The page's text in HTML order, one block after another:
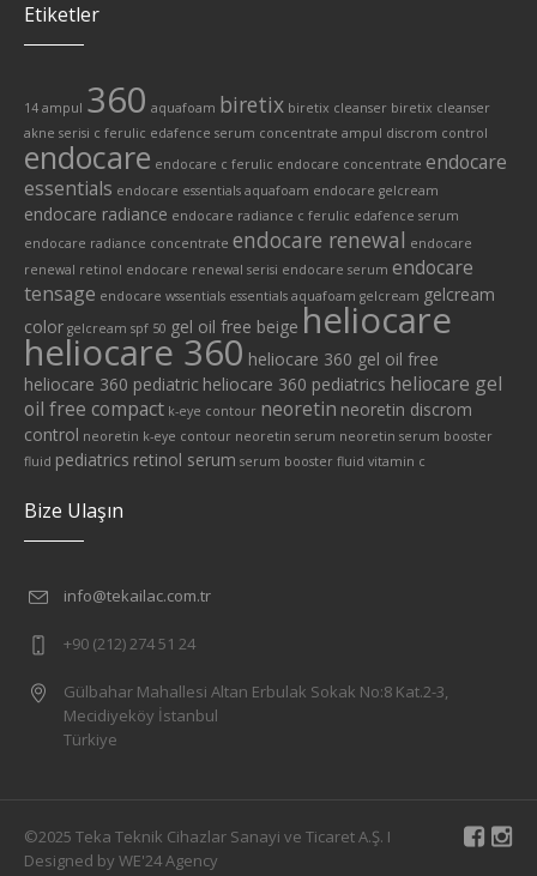
Etiketler
14 ampul 360 aquafoam biretix biretix cleanser biretix cleanser
akne serisi c ferulic edafence serum concentrate ampul discrom control
endocare endocare c ferulic endocare concentrate endocare
essentials endocare essentials aquafoam endocare gelcream
endocare radiance endocare radiance c ferulic edafence serum
endocare radiance concentrate endocare renewal endocare
renewal retinol endocare renewal serisi endocare serum endocare
tensage endocare wssentials essentials aquafoam gelcream gelcream
color gelcream spf 50 gel oil free beige heliocare
heliocare 360 heliocare 360 gel oil free
heliocare 360 pediatric heliocare 360 pediatrics heliocare gel
oil free compact k-eye contour neoretin neoretin discrom
control neoretin k-eye contour neoretin serum neoretin serum booster
fluid pediatrics retinol serum serum booster fluid vitamin c
Bize Ulaşın
info@tekailac.com.tr
+90 (212) 274 51 24
Gülbahar Mahallesi Altan Erbulak Sokak No:8 Kat.2-3,
Mecidiyeköy İstanbul
Türkiye
©2025 Teka Teknik Cihazlar Sanayi ve Ticaret A.Ş. I
Designed by WE'24 Agency